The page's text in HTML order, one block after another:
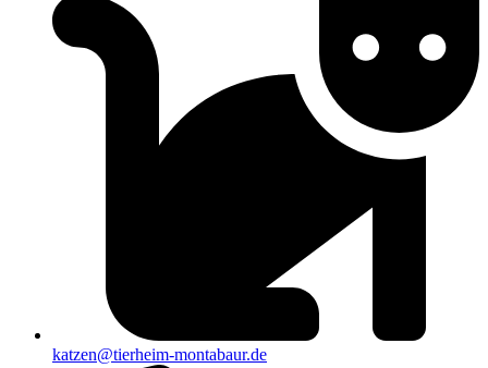
katzen@tierheim-montabaur.de